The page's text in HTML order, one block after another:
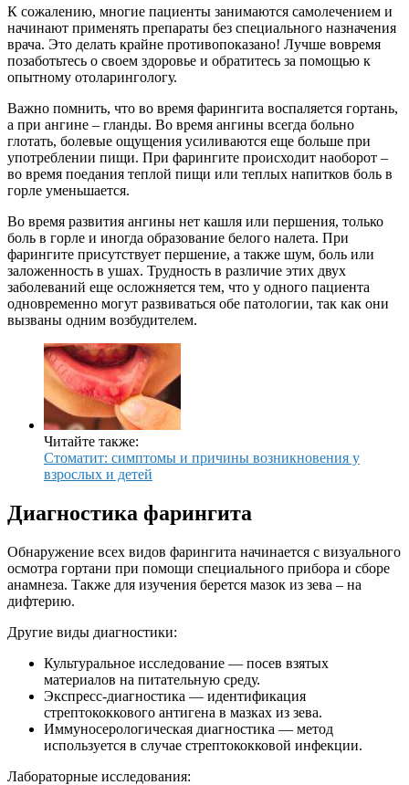
К сожалению, многие пациенты занимаются самолечением и
начинают применять препараты без специального назначения
врача. Это делать крайне противопоказано! Лучше вовремя
позаботьтесь о своем здоровье и обратитесь за помощью к
опытному отоларингологу.
Важно помнить, что во время фарингита воспаляется гортань,
а при ангине – гланды. Во время ангины всегда больно
глотать, болевые ощущения усиливаются еще больше при
употреблении пищи. При фарингите происходит наоборот –
во время поедания теплой пищи или теплых напитков боль в
горле уменьшается.
Во время развития ангины нет кашля или першения, только
боль в горле и иногда образование белого налета. При
фарингите присутствует першение, а также шум, боль или
заложенность в ушах. Трудность в различие этих двух
заболеваний еще осложняется тем, что у одного пациента
одновременно могут развиваться обе патологии, так как они
вызваны одним возбудителем.
Читайте также:
Стоматит: симптомы и причины возникновения у
взрослых и детей
Диагностика фарингита
Обнаружение всех видов фарингита начинается с визуального
осмотра гортани при помощи специального прибора и сборе
анамнеза. Также для изучения берется мазок из зева – на
дифтерию.
Другие виды диагностики:
Культуральное исследование — посев взятых
материалов на питательную среду.
Экспресс-диагностика — идентификация
стрептококкового антигена в мазках из зева.
Иммуносерологическая диагностика — метод
используется в случае стрептококковой инфекции.
Лабораторные исследования: